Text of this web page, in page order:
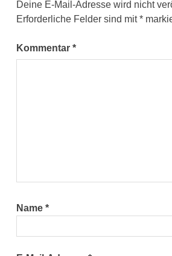
Deine E-Mail-Adresse wird nicht
Erforderliche Felder sind mit*
Kommentar*
Name*